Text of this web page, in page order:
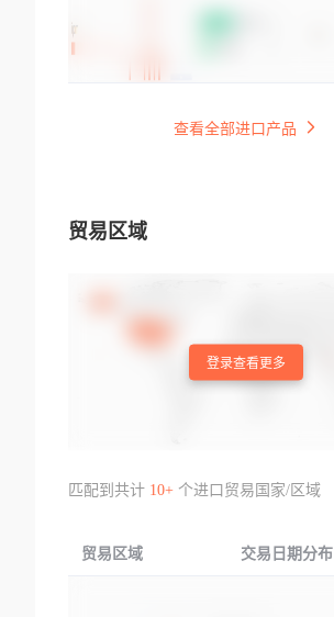
查看全部进口产品
贸易区域
登录查看更多
匹配到共计 10+个进口贸易国家/区域
贸易区域 交易日期分布